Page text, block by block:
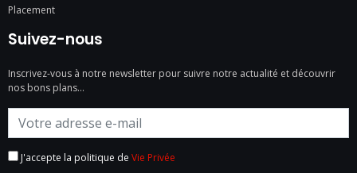
Placement
Suivez-nous
Inscrivez-vous à notre newsletter pour suivre notre actualité et découvrir
nos bons plans…
J'accepte la politique de Vie Privée